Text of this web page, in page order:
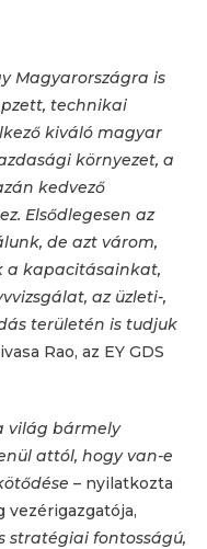
Magyarországra is
technikai
kiváló magyar
környezet, a
kedvező
Elsődlegesen az
de azt várom,
a kapacitásainkat,
az üzleti-,
területén is tudjuk
Rao, az EY GDS
világ bármely
attól, hogy van-e
– nyilatkozta
vezérigazgatója,
stratégiai fontosságú,